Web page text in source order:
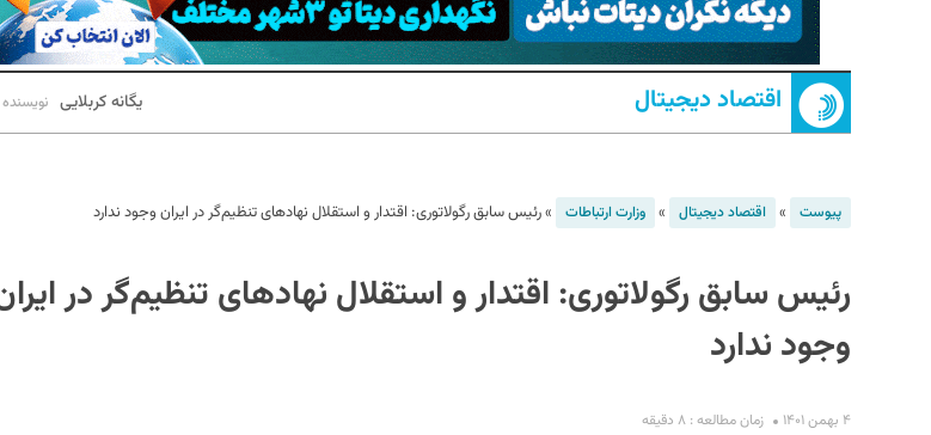
اقتصاد دیجیتال یگانه کربلایی
پیوست » اقتصاد دیجیتال » وزارت ارتباطات »رئیس سابق رگولاتوری: اقتدار و استقلال نهادهای تنظیم‌گر در ایران وجود ندارد
رئیس سابق رگولاتوری: اقتدار و استقلال نهادهای تنظیم‌گر در
وجود ندارد
۴ بهمن ۱۴۰۱ زمان مطالعه : ۸ دقیقه